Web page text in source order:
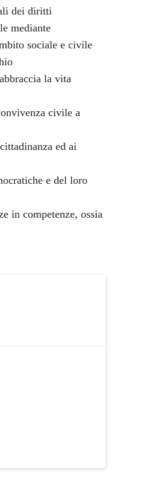
dei diritti
mediante
sociale e civile
la vita
civile a
ed ai
e del loro
in competenze, ossia